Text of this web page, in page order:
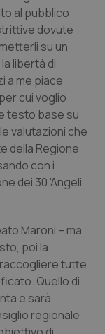
al pubblico
dovute
su un
libertà di
a me piace
cui voglio
testo base su
valutazioni che
della Regione
con i
dei 30 'Angeli
Maroni – ma
poi la
tutte
Quello di
e sarà
regionale